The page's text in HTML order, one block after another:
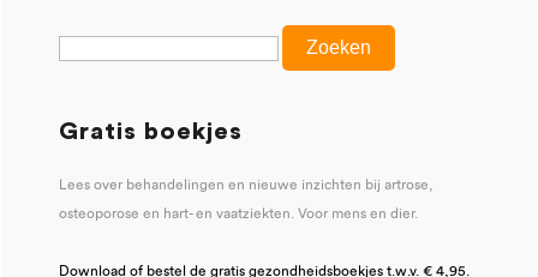
Gratis boekjes
Lees over behandelingen en nieuwe inzichten bij artrose,
osteoporose en hart- en vaatziekten. Voor mens en dier.
Download of bestel de gratis gezondheidsboekjes t.w.v. € 4,95.